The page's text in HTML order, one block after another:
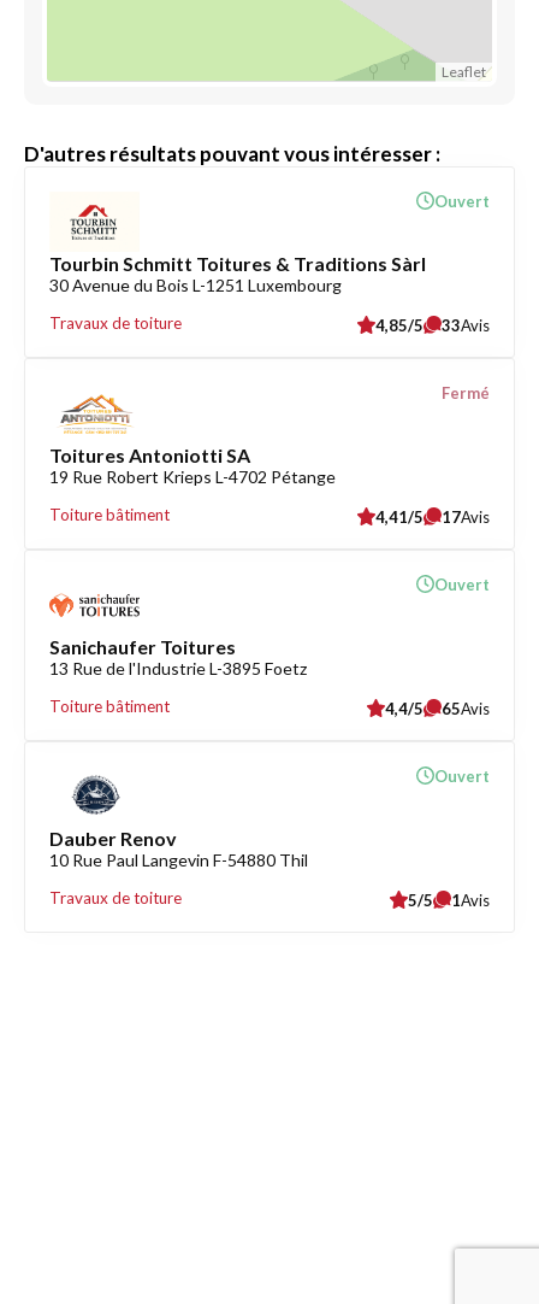
Leaflet
D'autres résultats pouvant vous intéresser :
Tourbin Schmitt Toitures & Traditions Sàrl
30 Avenue du Bois L-1251 Luxembourg
Travaux de toiture
Ouvert
4,85/5 33Avis
Toitures Antoniotti SA
19 Rue Robert Krieps L-4702 Pétange
Toiture bâtiment
Fermé
4,41/5 17Avis
Sanichaufer Toitures
13 Rue de l'Industrie L-3895 Foetz
Toiture bâtiment
Ouvert
4,4/5 65Avis
Dauber Renov
10 Rue Paul Langevin F-54880 Thil
Travaux de toiture
Ouvert
5/5 1Avis